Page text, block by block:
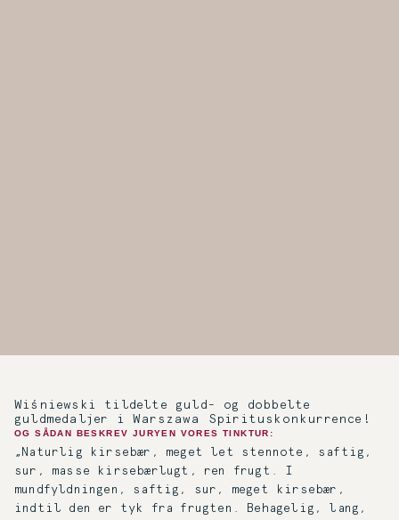
Wiśniewski tildelte guld- og dobbelte
guldmedaljer i Warszawa Spirituskonkurrence!
OG SÅDAN BESKREV JURYEN VORES TINKTUR:
„Naturlig kirsebær, meget let stennote, saftig,
sur, masse kirsebærlugt, ren frugt. I
mundfyldningen, saftig, sur, meget kirsebær,
indtil den er tyk fra frugten. Behagelig, lang,